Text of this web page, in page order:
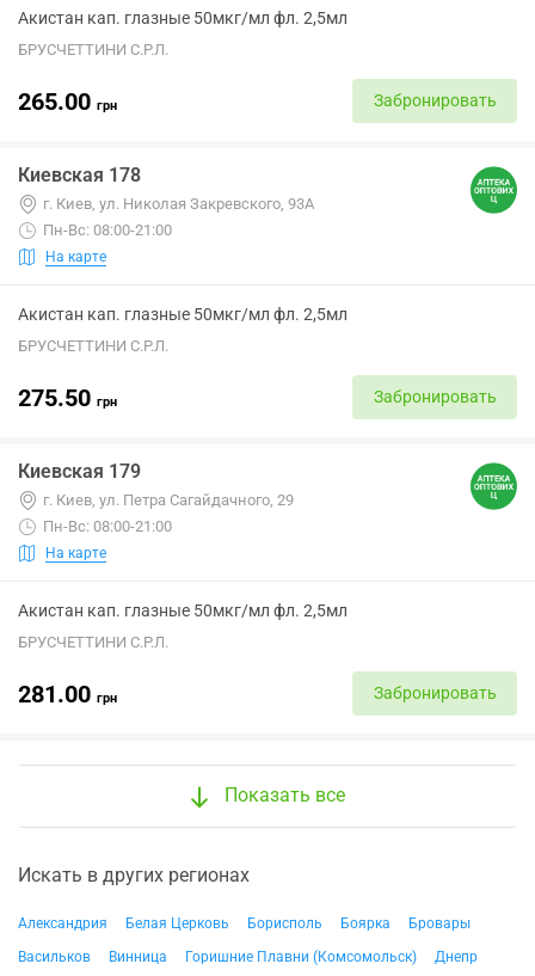
Акистан кап. глазные 50мкг/мл фл. 2,5мл
БРУСЧЕТТИНИ С.Р.Л.
265.00 грн Забронировать
Киевская 178
г. Киев, ул. Николая Закревского, 93А
Пн-Вс: 08:00-21:00
На карте
Акистан кап. глазные 50мкг/мл фл. 2,5мл
БРУСЧЕТТИНИ С.Р.Л.
275.50 грн Забронировать
Киевская 179
г. Киев, ул. Петра Сагайдачного, 29
Пн-Вс: 08:00-21:00
На карте
Акистан кап. глазные 50мкг/мл фл. 2,5мл
БРУСЧЕТТИНИ С.Р.Л.
281.00 грн Забронировать
Показать все
Искать в других регионах
Александрия Белая Церковь Борисполь Боярка
Бровары
Васильков
Винница Горишние Плавни (Комсомольск)
Днепр